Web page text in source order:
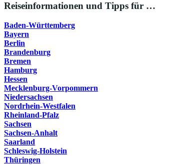
Reiseinformationen und Tipps für …
Baden-Württemberg
Bayern
Berlin
Brandenburg
Bremen
Hamburg
Hessen
Mecklenburg-Vorpommern
Niedersachsen
Nordrhein-Westfalen
Rheinland-Pfalz
Sachsen
Sachsen-Anhalt
Saarland
Schleswig-Holstein
Thüringen